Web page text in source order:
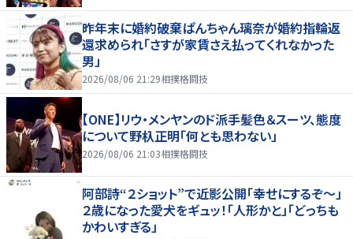
昨年末に婚約破棄ぱんちゃん璃奈が婚約指輪返
還求められ「さすが家賃さえ払ってくれなかった
男」
2026/08/06 21:29相撲格闘技
【ONE】リウ・メンヤンのド派手髪色＆スーツ、態度
について野杁正明「何とも思わない」
2026/08/06 21:03相撲格闘技
阿部詩“２ショット”で近影公開「幸せにするぞ〜」
２歳になった愛犬をギュッ！「人形かと」「どっちも
かわいすぎる」